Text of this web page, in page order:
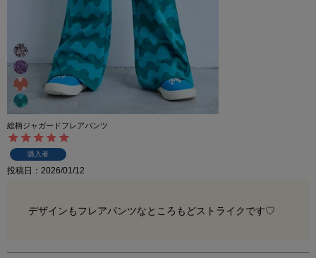
総柄ジャガードフレアパンツ
購入者
投稿日 2026/01/12
デザインもフレアパンツなところもどストライクです♡